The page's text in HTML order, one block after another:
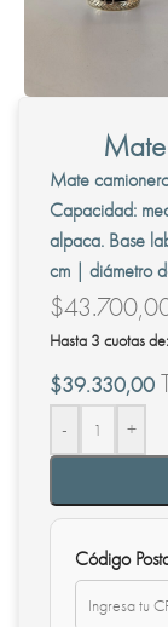
Mate
Capacidad:
alpaca. Base
cm | diámetro
$
Hasta 3 cuotas de:
$39.330,00
- +
Código